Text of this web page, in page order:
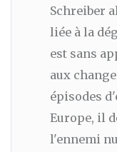
Schreiber
liée à la
est sans
aux
épisodes
Europe, il
l'ennemi